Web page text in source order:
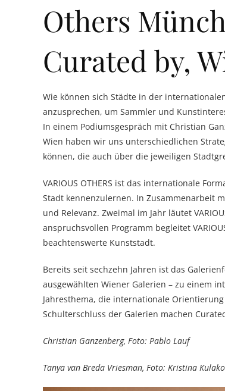
Others
Curated by,
Wie können sich Städte in der
anzusprechen, um Sammler und
In einem Podiumsgespräch mit Christian
Wien haben wir uns unterschiedlichen
können, die auch über die jeweiligen
VARIOUS OTHERS ist das internationale
Stadt kennenzulernen. In Zusammenarbeit
und Relevanz. Zweimal im Jahr läutet
anspruchsvollen Programm begleitet
beachtenswerte Kunststadt.
Bereits seit sechzehn Jahren ist das
ausgewählten Wiener Galerien – zu einem
Jahresthema, die internationale
Schulterschluss der Galerien machen
Christian Ganzenberg, Foto: Pablo Lauf
Tanya van Breda Vriesman, Foto: Kristina